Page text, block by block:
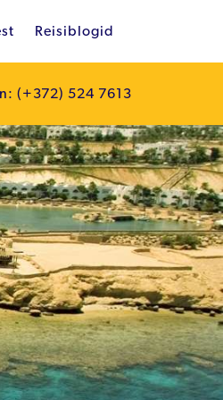
Reisiblogid
(+372) 524 7613